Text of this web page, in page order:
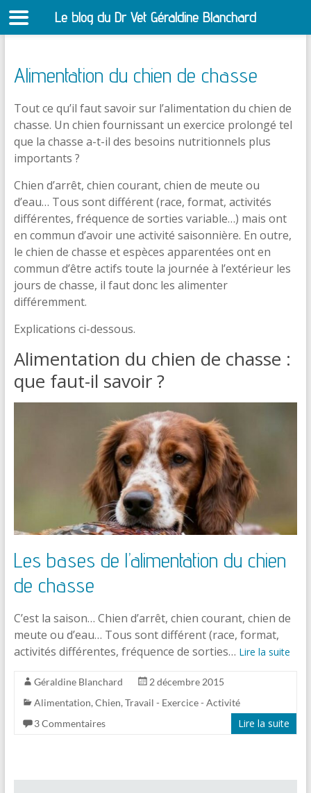
Alimentation du chien de chasse
Tout ce qu’il faut savoir sur l’alimentation du chien de
chasse. Un chien fournissant un exercice prolongé tel
que la chasse a-t-il des besoins nutritionnels plus
importants ?
Chien d’arrêt, chien courant, chien de meute ou
d’eau… Tous sont différent (race, format, activités
différentes, fréquence de sorties variable…) mais ont
en commun d’avoir une activité saisonnière. En outre,
le chien de chasse et espèces apparentées ont en
commun d’être actifs toute la journée à l’extérieur les
jours de chasse, il faut donc les alimenter
différemment.
Explications ci-dessous.
Alimentation du chien de chasse :
que faut-il savoir ?
Les bases de l’alimentation du chien
de chasse
C’est la saison… Chien d’arrêt, chien courant, chien de
meute ou d’eau… Tous sont différent (race, format,
activités différentes, fréquence de sorties… Lire la suite
Géraldine Blanchard
2 décembre 2015
Alimentation, Chien, Travail - Exercice - Activité
3 Commentaires
Lire la suite
Le blog du Dr Vet Géraldine Blanchard